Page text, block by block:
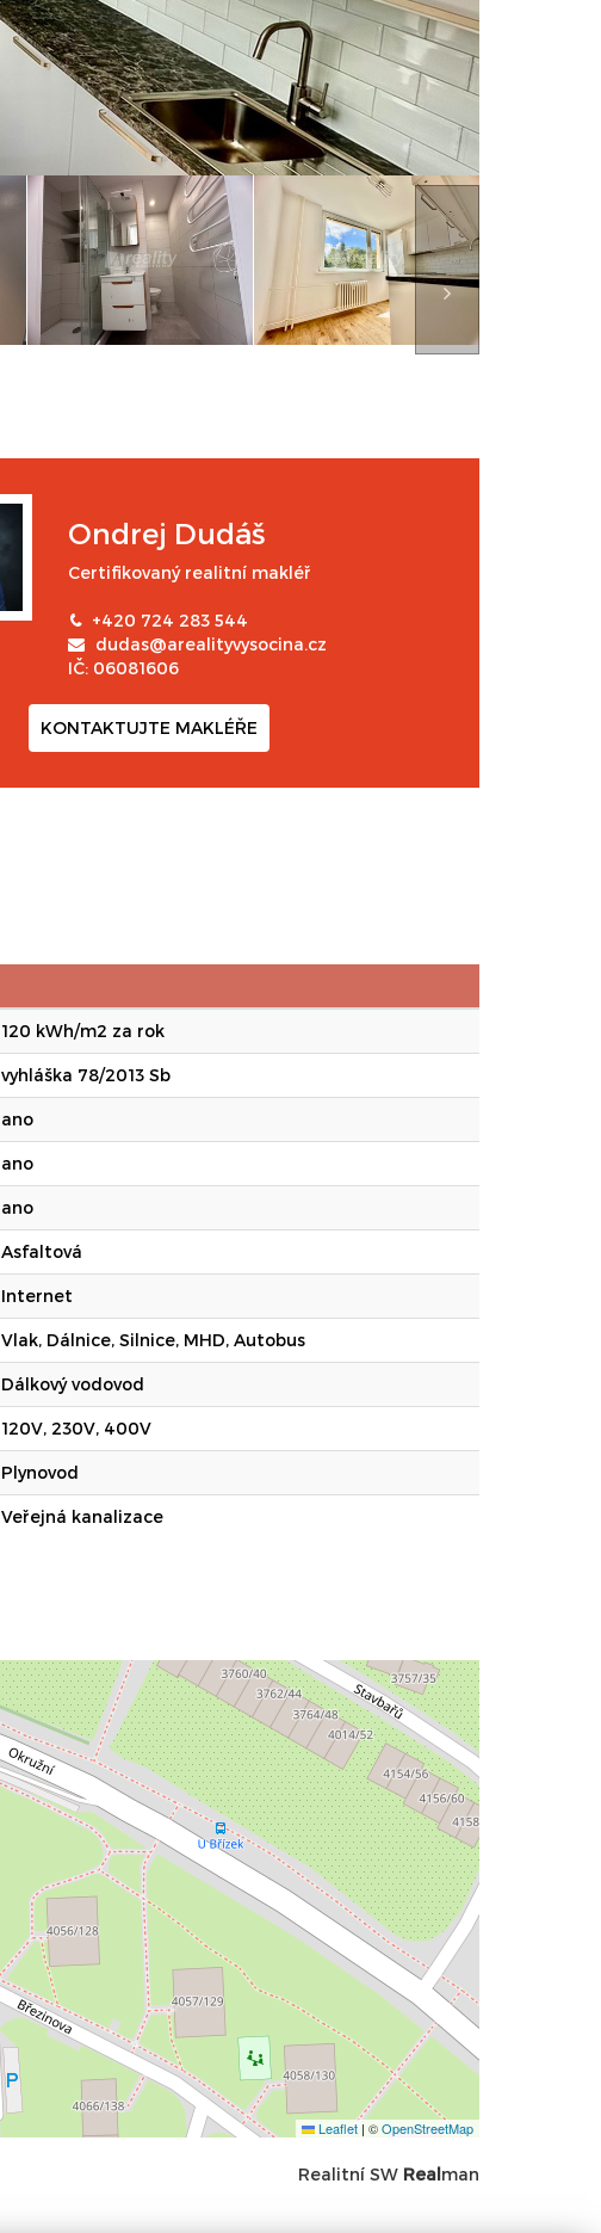
Ondrej Dudáš
Certifikovaný realitní makléř
+420 724 283 544
dudas@arealityvysocina.cz
IČ: 06081606
KONTAKTUJTE MAKLÉŘE
120 kWh/m2 za rok
vyhláška 78/2013 Sb
ano
ano
ano
Asfaltová
Internet
Vlak, Dálnice, Silnice, MHD, Autobus
Dálkový vodovod
120V, 230V, 400V
Plynovod
Veřejná kanalizace
Leaflet | ©OpenStreetMap
Realitní SW Realman